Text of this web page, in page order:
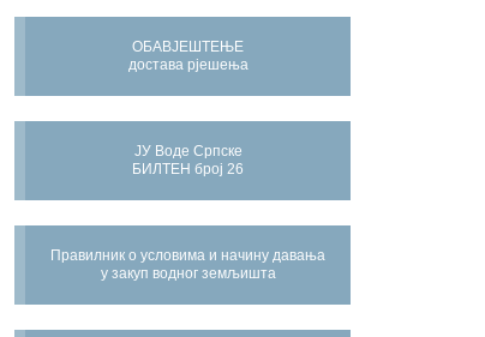
ОБАВЈЕШТЕЊЕ
достава рјешења
ЈУ Воде Српске
БИЛТЕН број 26
Правилник о условима и начину давања
у закуп водног земљишта